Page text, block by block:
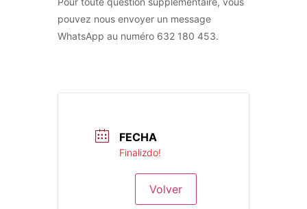
pouvez nous envoyer un message
WhatsApp au numéro 632 180 453.
FECHA
Finalizdo!
Volver